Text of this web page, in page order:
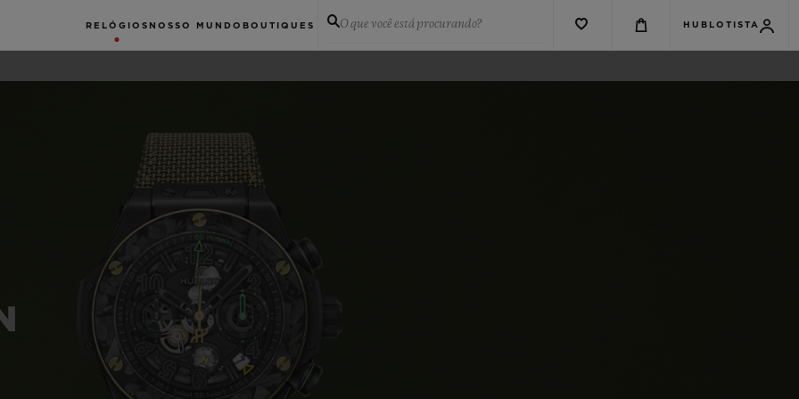
RELÓGIOS NOSSO MUNDO BOUTIQUES O que você está procurando? HUBLOTISTA